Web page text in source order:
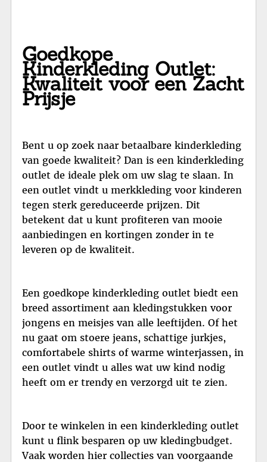
Goedkope
Kinderkleding Outlet:
Kwaliteit voor een Zacht
Prijsje
Bent u op zoek naar betaalbare kinderkleding
van goede kwaliteit? Dan is een kinderkleding
outlet de ideale plek om uw slag te slaan. In
een outlet vindt u merkkleding voor kinderen
tegen sterk gereduceerde prijzen. Dit
betekent dat u kunt profiteren van mooie
aanbiedingen en kortingen zonder in te
leveren op de kwaliteit.
Een goedkope kinderkleding outlet biedt een
breed assortiment aan kledingstukken voor
jongens en meisjes van alle leeftijden. Of het
nu gaat om stoere jeans, schattige jurkjes,
comfortabele shirts of warme winterjassen, in
een outlet vindt u alles wat uw kind nodig
heeft om er trendy en verzorgd uit te zien.
Door te winkelen in een kinderkleding outlet
kunt u flink besparen op uw kledingbudget.
Vaak worden hier collecties van voorgaande